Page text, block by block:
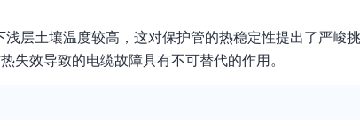
层土壤温度较高，这对保护管的热稳定性提出了严峻
失效导致的电缆故障具有不可替代的作用。